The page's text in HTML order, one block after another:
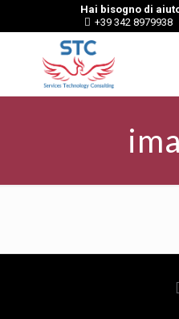
Hai bisogno di
+39 342 8979938